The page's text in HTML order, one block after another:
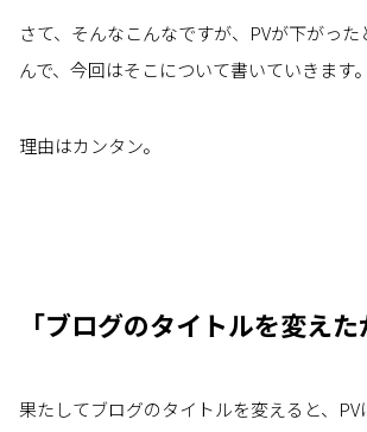
さて、そんなこんなですが、PVが下がっ
んで、今回はそこについて書いていきます。
理由はカンタン。
「ブログのタイトルを変えた
果たしてブログのタイトルを変えると、